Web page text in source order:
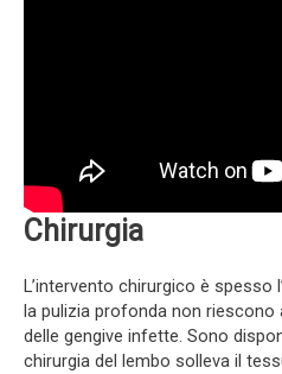
Chirurgia
L’intervento chirurgico è spesso
la pulizia profonda non riescono
delle gengive infette. Sono
chirurgia del lembo solleva il